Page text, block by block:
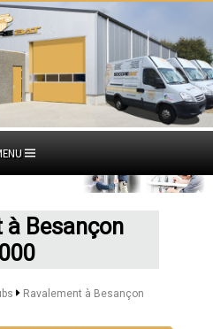
à Besançon
Ravalement à Besançon